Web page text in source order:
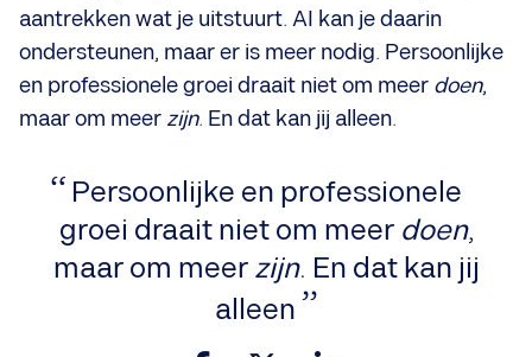
aantrekken wat je uitstuurt. AI kan je daarin
ondersteunen, maar er is meer nodig. Persoonlijke
en professionele groei draait niet om meer doen,
maar om meer zijn. En dat kan jij alleen.
Persoonlijke en professionele
groei draait niet om meer doen,
maar om meer zijn. En dat kan jij
alleen